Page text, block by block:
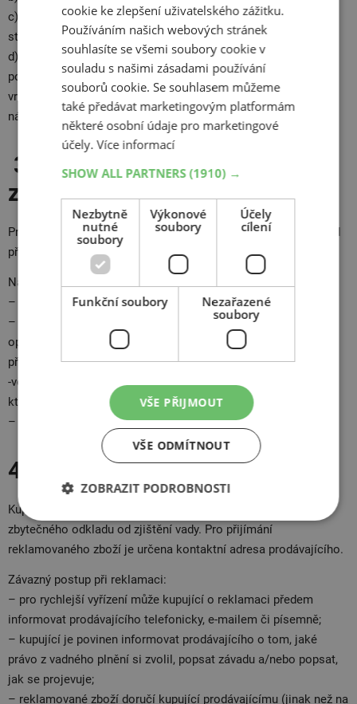
c) kupující nezpůsobil nemožnost vrácení věci v nezměněném
stavu jednáním anebo opomenutím; nebo
d) kupující věc prodal ještě před objevením vady, anebo
pozměnil věc při obvyklém použití; stalo‑li se tak jen zčásti,
vrátí kupující prodávajícímu, co ještě vrátit může, a dá mu
náhradu do výše, v níž měl z použití věci prospěch.
3.
Nemožnost uplatnění práv
z vadného plnění
Práva z vadného plnění kupujícímu nenáleží, pokud o vadě před
převzetím věci věděl nebo vadu sám způsobil.
Nároky z odpovědnosti za vady se dále nevztahují na:
– opotřebení zboží způsobené jeho obvyklým užíváním;
– vady použité věci odpovídající míře používání nebo
opotřebení, které zboží mělo v okamžiku, kdy jej kupující
převzal;
-věci prodávané za nižší cenu – pouze ve vztahu k vadě, pro
kterou byla nižší cena sjednána; nebo
– vyplývá-li to z povahy věci.
4. Postup při reklamaci
Kupující je povinen reklamaci u prodávajícího uplatnit bez
zbytečného odkladu od zjištění vady. Pro přijímání
reklamovaného zboží je určena kontaktní adresa prodávajícího.
Závazný postup při reklamaci:
– pro rychlejší vyřízení může kupující o reklamaci předem
informovat prodávajícího telefonicky, e-mailem či písemně;
– kupující je povinen informovat prodávajícího o tom, jaké
právo z vadného plnění si zvolil, popsat závadu a/nebo popsat,
jak se projevuje;
– reklamované zboží doručí kupující prodávajícímu (jinak než na
cookie ke zlepšení uživatelského zážitku.
Používáním našich webových stránek
souhlasíte se všemi soubory cookie v
souladu s našimi zásadami používání
souborů cookie. Se souhlasem můžeme
také předávat marketingovým platformám
některé osobní údaje pro marketingové
účely.Více informací
SHOW ALL PARTNERS(1910) →
Nezbytně
nutné
soubory
Výkonové
soubory
Účely
cílení
Funkční soubory
Nezařazené
soubory
VŠE PŘIJMOUT
VŠE ODMÍTNOUT
ZOBRAZIT PODROBNOSTI